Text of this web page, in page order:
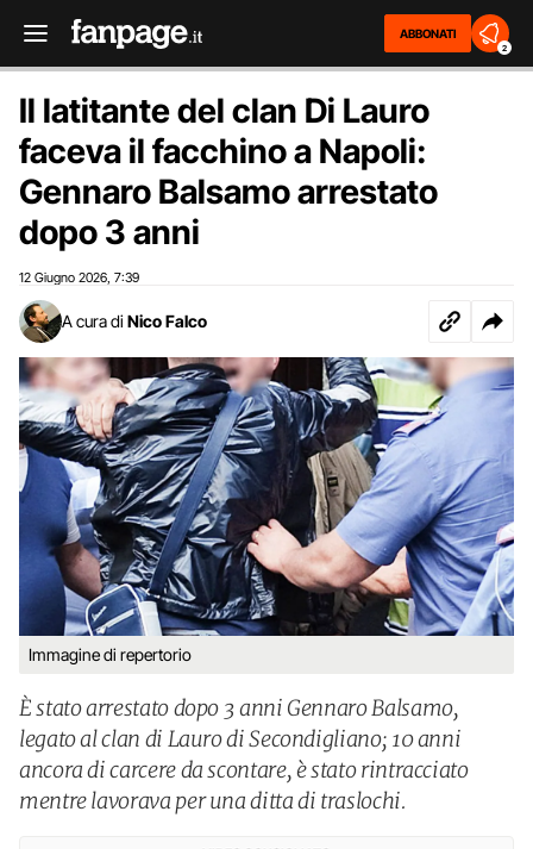
ABBONATI
2
Il latitante del clan Di Lauro
faceva il facchino a Napoli:
Gennaro Balsamo arrestato
dopo 3 anni
12 Giugno 2026 7:39
A cura di Nico Falco
Immagine di repertorio
È stato arrestato dopo 3 anni Gennaro Balsamo,
legato al clan di Lauro di Secondigliano; 10 anni
ancora di carcere da scontare, è stato rintracciato
mentre lavorava per una ditta di traslochi.